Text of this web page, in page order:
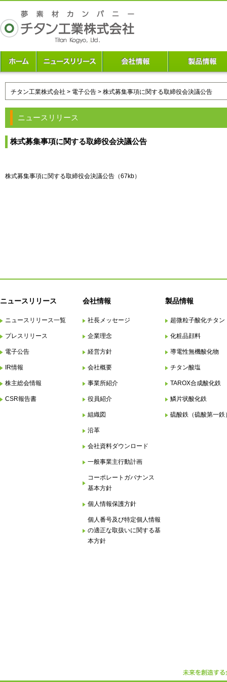
チタン工業株式会社 > 電子公告 > 株式募集事項に関する取締役会決議公告
ニュースリリース
株式募集事項に関する取締役会決議公告
株式募集事項に関する取締役会決議公告 （67kb）
ニュースリリース
ニュースリリース一覧
プレスリリース
電子公告
IR情報
株主総会情報
CSR報告書
会社情報
社長メッセージ
企業理念
経営方針
会社概要
事業所紹介
役員紹介
組織図
沿革
会社資料ダウンロード
一般事業主行動計画
コーポレートガバナンス
基本方針
個人情報保護方針
個人番号及び特定個人情報
の適正な取扱いに関する基
本方針
製品情報
超微粒子酸化チタン
化粧品顔料
導電性無機酸化物
チタン酸塩
TAROX合成酸化鉄
鱗片状酸化鉄
硫酸鉄（硫酸第一鉄